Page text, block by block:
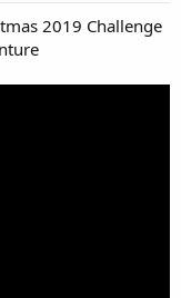
2019 Challenge